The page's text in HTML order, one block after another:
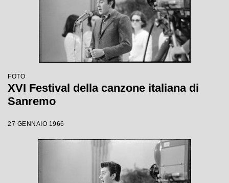
FOTO
XVI Festival della canzone italiana di
Sanremo
27 GENNAIO 1966